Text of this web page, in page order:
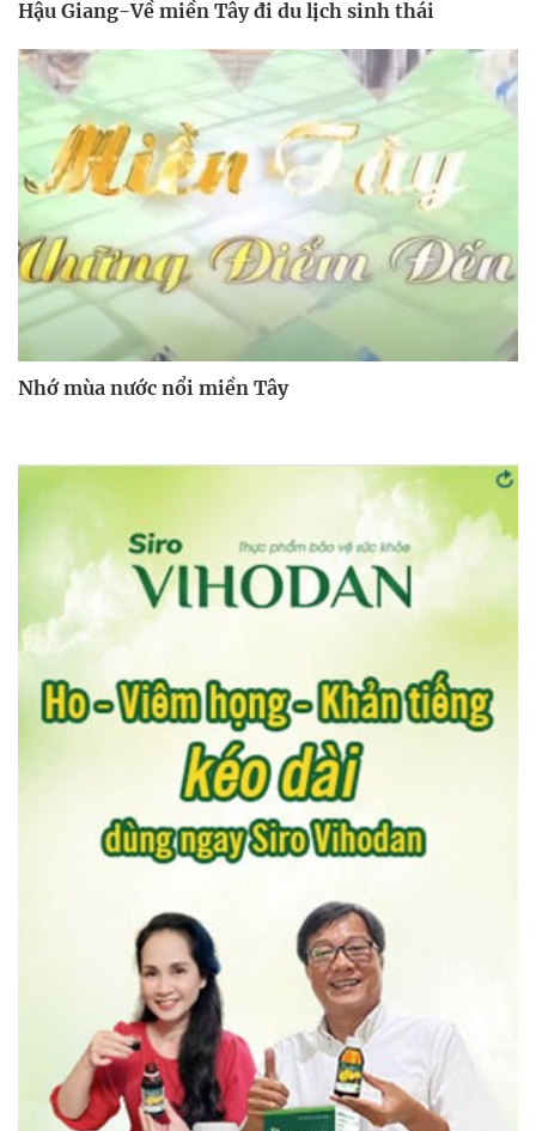
Hậu Giang-Về miền Tây đi du lịch sinh thái
Nhớ mùa nước nổi miền Tây